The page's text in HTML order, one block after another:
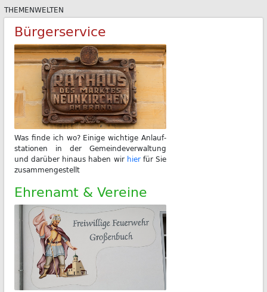
THEMENWELTEN
Bürgerservice
Was fin­de ich wo? Ei­ni­ge wich­ti­ge An­lauf­
sta­tio­nen in der Ge­mein­de­ver­wal­tung
und dar­über hin­aus ha­ben wir hierfür Sie
zu­sam­men­ge­stellt
Ehrenamt & Vereine